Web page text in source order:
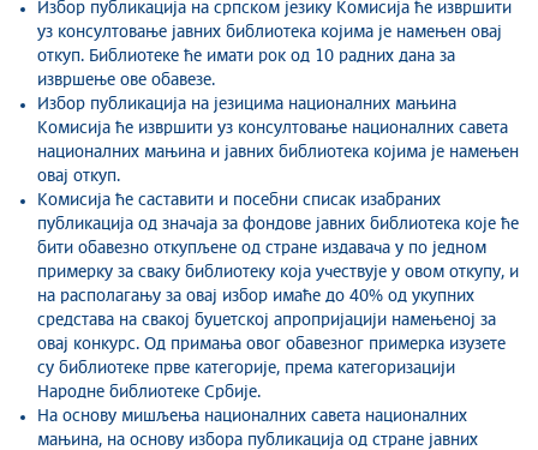
Избор публикација на српском језику Комисија ће извршити
уз консултовање јавних библиотека којима је намењен овај
откуп. Библиотеке ће имати рок од 10 радних дана за
извршење ове обавезе.
Избор публикација на језицима националних мањина
Комисија ће извршити уз консултовање националних савета
националних мањина и јавних библиотека којима је намењен
овај откуп.
Комисија ће саставити и посебни списак изабраних
публикација од значаја за фондове јавних библиотека које ће
бити обавезно откупљене од стране издавача у по једном
примерку за сваку библиотеку која учествује у овом откупу, и
на располагању за овај избор имаће до 40% од укупних
средстава на свакој буџетској апропријацији намењеној за
овај конкурс. Од примања овог обавезног примерка изузете
су библиотеке прве категорије, према категоризацији
Народне библиотеке Србије.
На основу мишљења националних савета националних
мањина, на основу избора публикација од стране јавних